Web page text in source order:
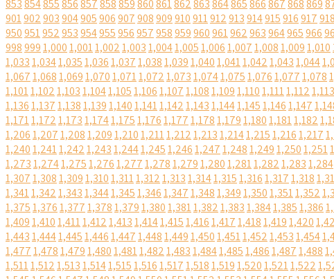
853854855856857858859860861862863864865866867868869
901902903904905906907908909910911912913914915916917918
950951952953954955956957958959960961962963964965966
9989991,0001,0011,0021,0031,0041,0051,0061,0071,0081,0091,010
1,0331,0341,0351,0361,0371,0381,0391,0401,0411,0421,0431,044
1,0671,0681,0691,0701,0711,0721,0731,0741,0751,0761,0771,078
1,1011,1021,1031,1041,1051,1061,1071,1081,1091,1101,1111,1121,113
1,1361,1371,1381,1391,1401,1411,1421,1431,1441,1451,1461,147
1,1711,1721,1731,1741,1751,1761,1771,1781,1791,1801,1811,182
1,2061,2071,2081,2091,2101,2111,2121,2131,2141,2151,2161,217
1,2401,2411,2421,2431,2441,2451,2461,2471,2481,2491,2501,251
1,2731,2741,2751,2761,2771,2781,2791,2801,2811,2821,2831,284
1,3071,3081,3091,3101,3111,3121,3131,3141,3151,3161,3171,318
1,3411,3421,3431,3441,3451,3461,3471,3481,3491,3501,3511,352
1,3751,3761,3771,3781,3791,3801,3811,3821,3831,3841,3851,386
1,4091,4101,4111,4121,4131,4141,4151,4161,4171,4181,4191,420
1,4431,4441,4451,4461,4471,4481,4491,4501,4511,4521,4531,454
1,4771,4781,4791,4801,4811,4821,4831,4841,4851,4861,4871,488
1,5111,5121,5131,5141,5151,5161,5171,5181,5191,5201,5211,522